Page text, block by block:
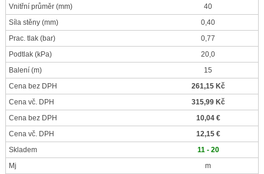
Vnitřní průměr (mm)
40
Síla stěny (mm)
0,40
Prac. tlak (bar)
0,77
Podtlak (kPa)
20,0
Balení (m)
15
Cena bez DPH
261,15 Kč
Cena vč. DPH
315,99 Kč
Cena bez DPH
10,04 €
Cena vč. DPH
12,15 €
Skladem
11 - 20
Mj
m